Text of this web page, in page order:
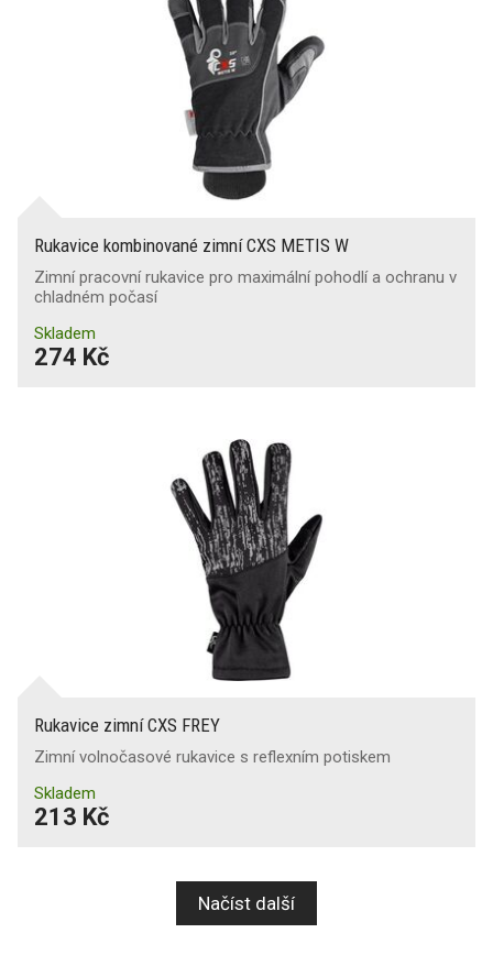
Rukavice kombinované zimní CXS METIS W
Zimní pracovní rukavice pro maximální pohodlí a ochranu v
chladném počasí
Skladem
274 Kč
Rukavice zimní CXS FREY
Zimní volnočasové rukavice s reflexním potiskem
Skladem
213 Kč
Načíst další